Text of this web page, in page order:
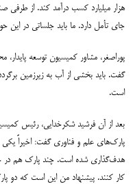
هزار میلیارد کسب درآمد کند. از طرفی
جای تأمل دارد. ما باید جلساتی در این
پوراصغر، مشاور کمیسیون توسعه
گفت. باید بخشی از آب به زیرزمین
است.
بعد از آن فرشید شکرخدایی، رئیس
پارک‌های علم و فناوری گفت: اخیراً یکی
هدف‌گذاری شده است. چند پارک هم در
کار کنند. پیشنهاد من این است که دو